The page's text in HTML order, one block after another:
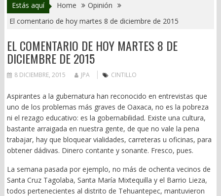
Estás aquí Home
Opinión
El comentario de hoy martes 8 de diciembre de 2015
EL COMENTARIO DE HOY MARTES 8 DE
DICIEMBRE DE 2015
8 DICIEMBRE, 2015 JPA CINTILLO
Aspirantes a la gubernatura han reconocido en entrevistas que
uno de los problemas más graves de Oaxaca, no es la pobreza
ni el rezago educativo: es la gobernabilidad. Existe una cultura,
bastante arraigada en nuestra gente, de que no vale la pena
trabajar, hay que bloquear vialidades, carreteras u oficinas, para
obtener dádivas. Dinero contante y sonante. Fresco, pues.
La semana pasada por ejemplo, no más de ochenta vecinos de
Santa Cruz Tagolaba, Santa María Mixtequilla y el Barrio Lieza,
todos pertenecientes al distrito de Tehuantepec, mantuvieron